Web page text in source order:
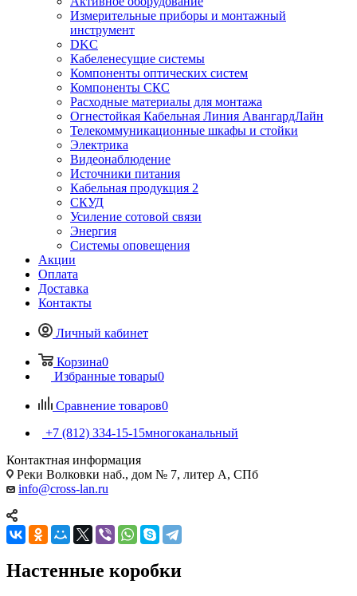
Измерительные приборы и монтажный
инструмент
DKC
Кабеленесущие системы
Компоненты оптических систем
Компоненты СКС
Расходные материалы для монтажа
Огнестойкая Кабельная Линия АвангардЛайн
Телекоммуникационные шкафы и стойки
Электрика
Видеонаблюдение
Источники питания
Кабельная продукция 2
СКУД
Усиление сотовой связи
Энергия
Системы оповещения
Акции
Оплата
Доставка
Контакты
Личный кабинет
Корзина0
Избранные товары0
Сравнение товаров0
+7 (812) 334-15-15многоканальный
Контактная информация
Реки Волковки наб., дом № 7, литер А, СПб
info@cross-lan.ru
Настенные коробки